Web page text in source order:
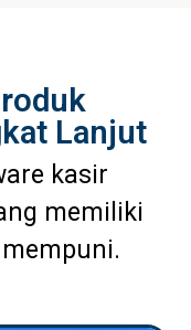
Lanjut
kasir
memiliki